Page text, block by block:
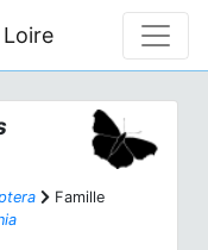
Famille